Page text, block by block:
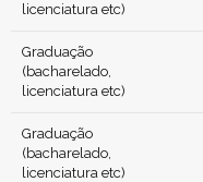
licenciatura etc)
Graduação
(bacharelado,
licenciatura etc)
Graduação
(bacharelado,
licenciatura etc)